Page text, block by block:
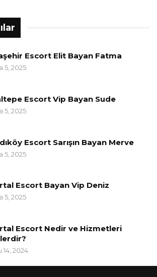
Escort Elit Bayan Fatma
5, 2025
Escort Vip Bayan Sude
5, 2025
Escort Sarışın Bayan Merve
5, 2025
Escort Bayan Vip Deniz
5, 2025
Escort Nedir ve Hizmetleri
14, 2024